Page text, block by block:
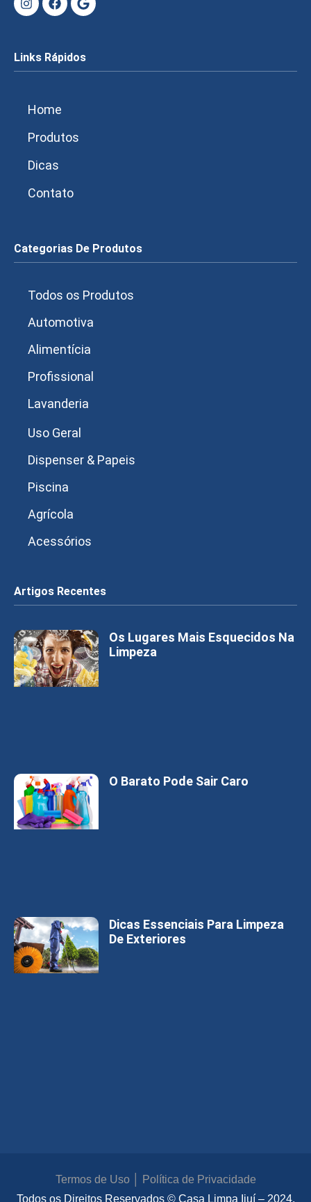
Links Rápidos
Home
Produtos
Dicas
Contato
Categorias De Produtos
Todos os Produtos
Automotiva
Alimentícia
Profissional
Lavanderia
Uso Geral
Dispenser & Papeis
Piscina
Agrícola
Acessórios
Artigos Recentes
Os Lugares Mais Esquecidos Na
Limpeza
O Barato Pode Sair Caro
Dicas Essenciais Para Limpeza
De Exteriores
Termos de Uso
Política de Privacidade
Todos os Direitos Reservados© Casa Limpa Ijuí – 2024.